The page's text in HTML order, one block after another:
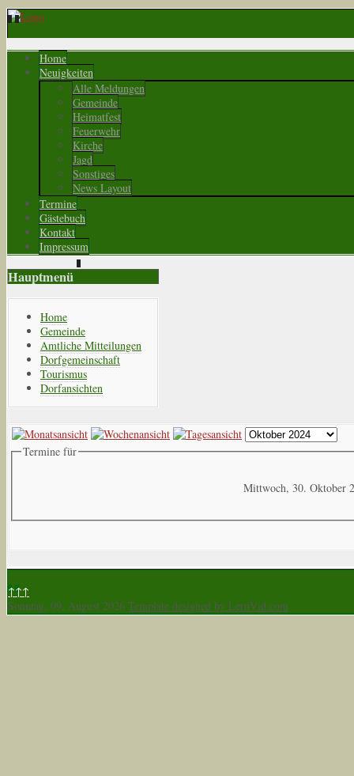
Home
Neuigkeiten
Alle Meldungen
Gemeinde
Heimatfest
Feuerwehr
Kirche
Jagd
Sonstiges
News Layout
Termine
Gästebuch
Kontakt
Impressum
Hauptmenü
Home
Gemeinde
Amtliche Mitteilungen
Dorfgemeinschaft
Tourismus
Dorfansichten
Termine für
Mittwoch, 30. Oktober
↑↑↑
Sonntag, 09. August 2026 Template designed by LernVid.com